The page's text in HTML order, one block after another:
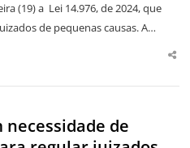
(19) a Lei 14.976, de 2024, que
de pequenas causas. A…
necessidade de